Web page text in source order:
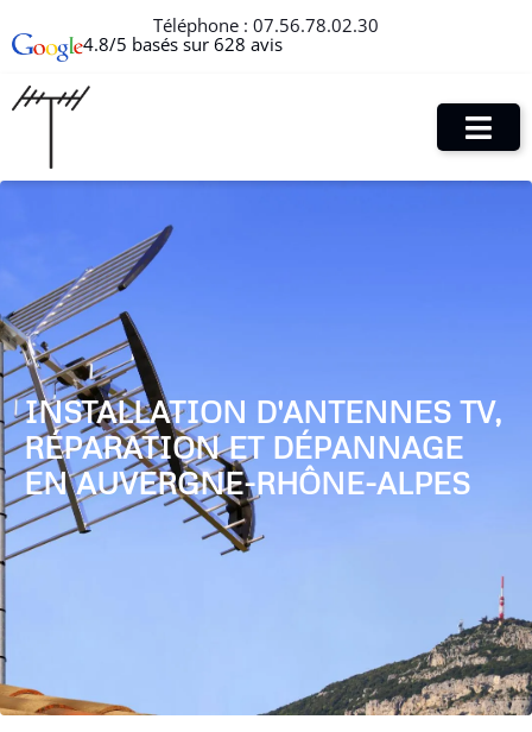
Téléphone : 07.56.78.02.30
4.8/5 basés sur 628 avis
INSTALLATION D'ANTENNES TV,
RÉPARATION ET DÉPANNAGE
EN AUVERGNE-RHÔNE-ALPES